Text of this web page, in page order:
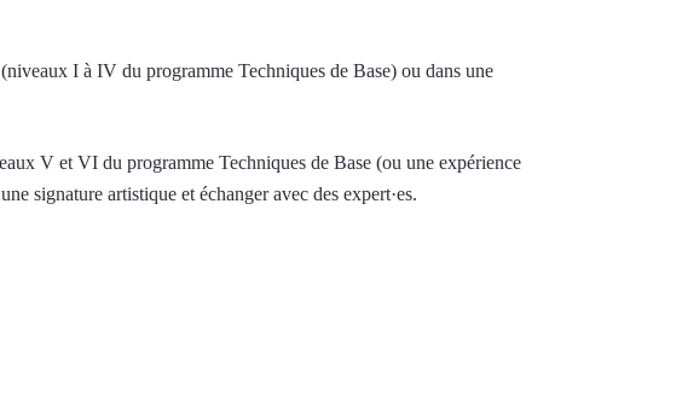
I à IV du programme Techniques de Base) ou dans une
V et VI du programme Techniques de Base (ou une expérience
signature artistique et échanger avec des expert·es.